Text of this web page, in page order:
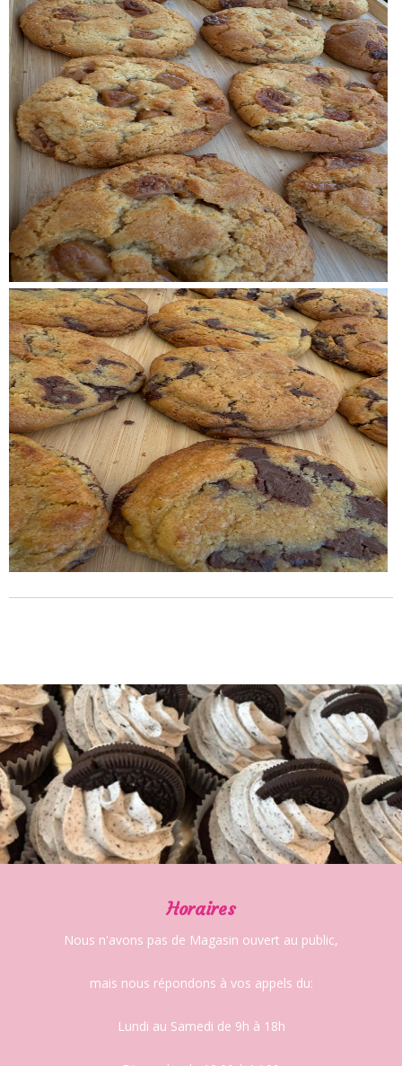
Horaires
Nous n'avons pas de Magasin ouvert au public,
mais nous répondons à vos appels du:
Lundi au Samedi de 9h à 18h